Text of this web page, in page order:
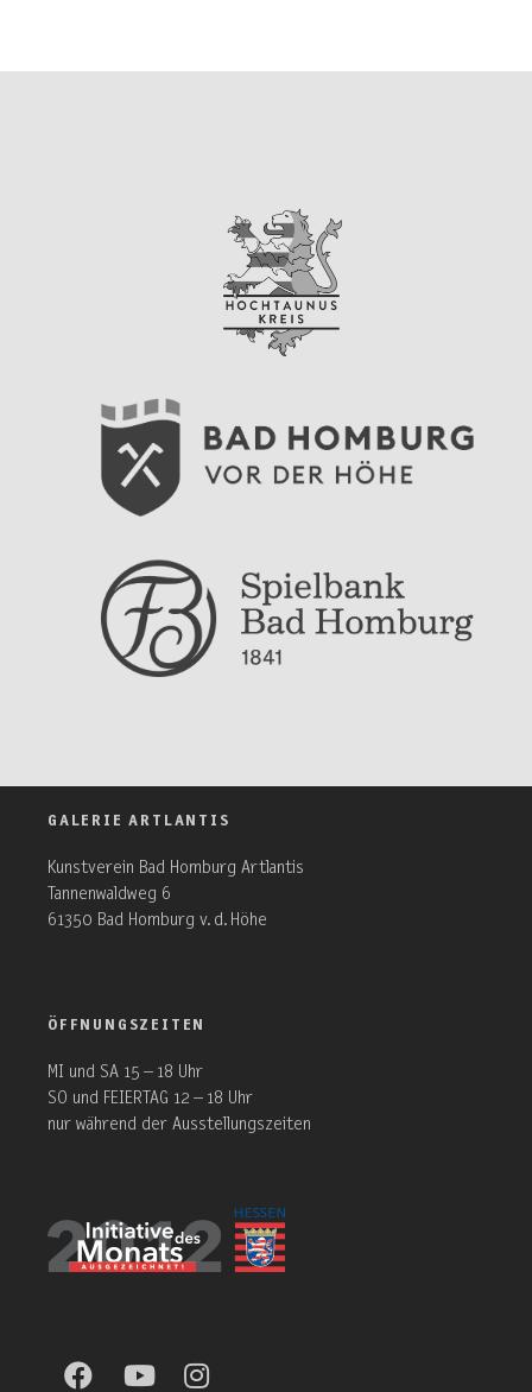
GALERIE ARTLANTIS
Kunstverein Bad Homburg Artlantis
Tannenwaldweg 6
61350 Bad Homburg v. d. Höhe
ÖFFNUNGSZEITEN
MI und SA 15 – 18 Uhr
SO und FEIERTAG 12 – 18 Uhr
nur während der Ausstellungszeiten